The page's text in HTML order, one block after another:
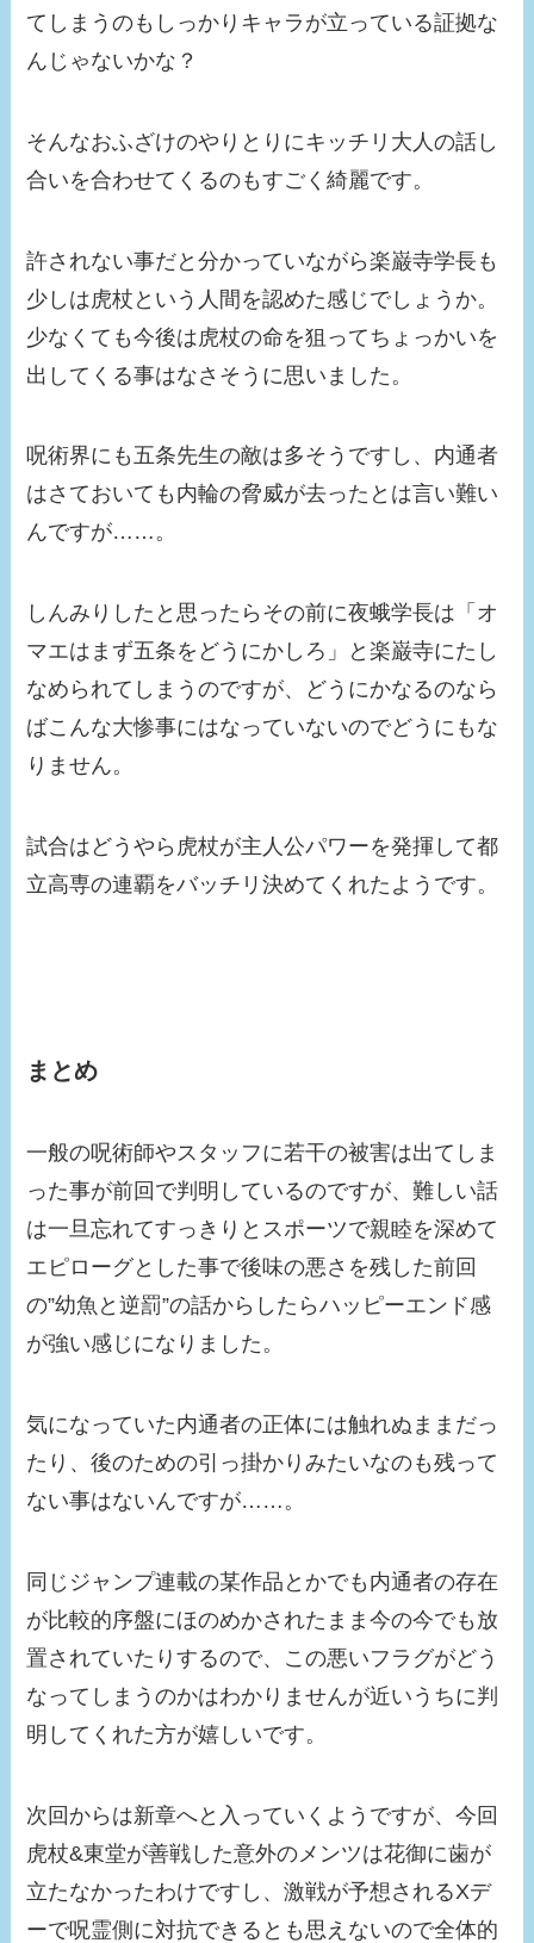
てしまうのもしっかりキャラが立っている証拠な
んじゃないかな？
そんなおふざけのやりとりにキッチリ大人の話し
合いを合わせてくるのもすごく綺麗です。
許されない事だと分かっていながら楽巌寺学長も
少しは虎杖という人間を認めた感じでしょうか。
少なくても今後は虎杖の命を狙ってちょっかいを
出してくる事はなさそうに思いました。
呪術界にも五条先生の敵は多そうですし、内通者
はさておいても内輪の脅威が去ったとは言い難い
んですが……。
しんみりしたと思ったらその前に夜蛾学長は「オ
マエはまず五条をどうにかしろ」と楽巌寺にたし
なめられてしまうのですが、どうにかなるのなら
ばこんな大惨事にはなっていないのでどうにもな
りません。
試合はどうやら虎杖が主人公パワーを発揮して都
立高専の連覇をバッチリ決めてくれたようです。
まとめ
一般の呪術師やスタッフに若干の被害は出てしま
った事が前回で判明しているのですが、難しい話
は一旦忘れてすっきりとスポーツで親睦を深めて
エピローグとした事で後味の悪さを残した前回
の”幼魚と逆罰”の話からしたらハッピーエンド感
が強い感じになりました。
気になっていた内通者の正体には触れぬままだっ
たり、後のための引っ掛かりみたいなのも残って
ない事はないんですが……。
同じジャンプ連載の某作品とかでも内通者の存在
が比較的序盤にほのめかされたまま今の今でも放
置されていたりするので、この悪いフラグがどう
なってしまうのかはわかりませんが近いうちに判
明してくれた方が嬉しいです。
次回からは新章へと入っていくようですが、今回
虎杖&東堂が善戦した意外のメンツは花御に歯が
立たなかったわけですし、激戦が予想されるXデ
ーで呪霊側に対抗できるとも思えないので全体的